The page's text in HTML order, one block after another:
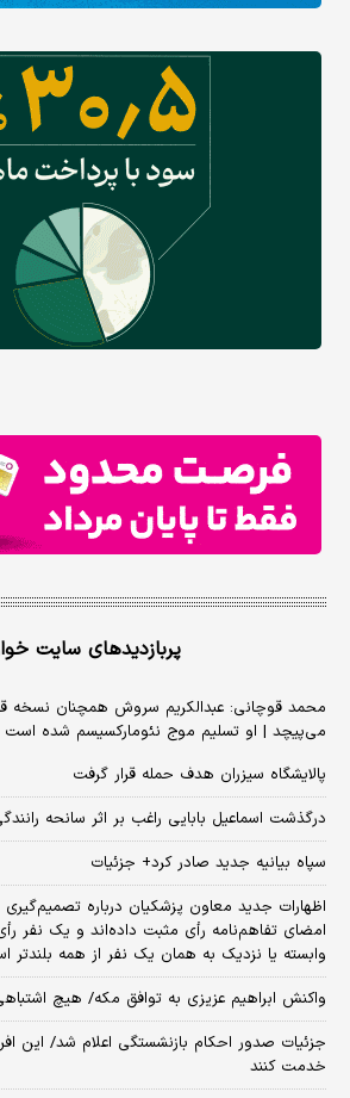
پربازدیدهای سایت
محمد قوچانی: عبدالکریم سروش همچنان نسخه
می‌پیچد | او تسلیم موج نئومارکسیسم شده است
پالایشگاه سیزران هدف حمله قرار گرفت
درگذشت اسماعیل بابایی راغب بر اثر سانحه
سپاه بیانیه جدید صادر کرد+ جزئیات
امضای تفاهم‌نامه رأی مثبت داده‌اند و یک نفر
وابسته یا نزدیک به همان یک نفر از همه بلندتر
واکنش ابراهیم عزیزی به توافق مکه/ هیچ
خدمت کنند